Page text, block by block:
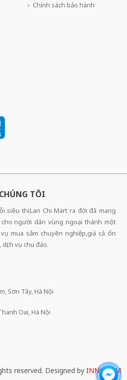
Chính sách bảo hành
TÔI
siêu thị Lan Chi Mart ra đời đã mang
người dân vùng ngoại thành một
vụ mua sắm chuyên nghiệp,giá cả ổn
dịch vụ chu đáo.
Sơn Tây, Hà Nội
Oai, Hà Nội
reserved. Designed by INNOCOM